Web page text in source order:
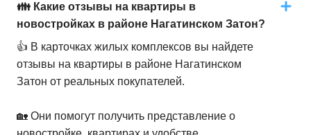
👪 Какие отзывы на квартиры в
новостройках в районе Нагатинском Затон?
👍 В карточках жилых комплексов вы найдете
отзывы на квартиры в районе Нагатинском
Затон от реальных покупателей.
🏡 Они помогут получить представление о